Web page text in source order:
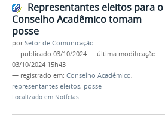
Representantes eleitos para o
Conselho Acadêmico tomam
posse
porSetor de Comunicação
— publicado 03/10/2024 — última modificação
03/10/2024 15h43
— registrado em: Conselho Acadêmico,
representantes eleitos, posse
Localizado em Notícias